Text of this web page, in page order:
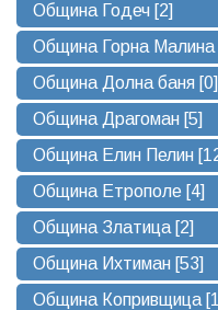
Община Годеч [2]
Община Горна Малина
Община Долна баня [0]
Община Драгоман [5]
Община Елин Пелин
Община Етрополе [4]
Община Златица [2]
Община Ихтиман [53]
Община Копривщица